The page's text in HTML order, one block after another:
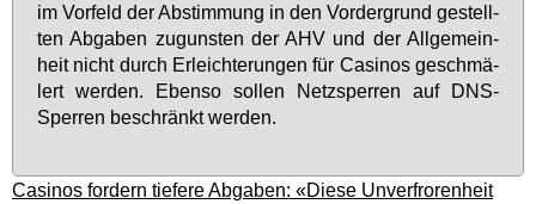
im Vor­feld der Ab­stim­mung in den Vor­der­grund ge­stell­
ten Ab­ga­ben zu­guns­ten der AHV und der All­ge­mein­
heit nicht durch Er­leich­te­run­gen für Ca­si­nos ge­schmä­
lert wer­den. Eben­so sol­len Netz­sper­ren auf DNS-
Sper­ren be­schränkt wer­den.
Casinos fordern tiefere Abgaben: «Diese Unverfrorenheit